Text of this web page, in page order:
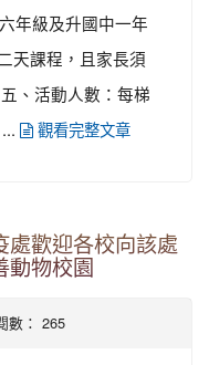
年級及升國中一年
天課程，且家長須
、活動人數：每梯
觀看完整文章
處歡迎各校向該處
動物校園
數： 265